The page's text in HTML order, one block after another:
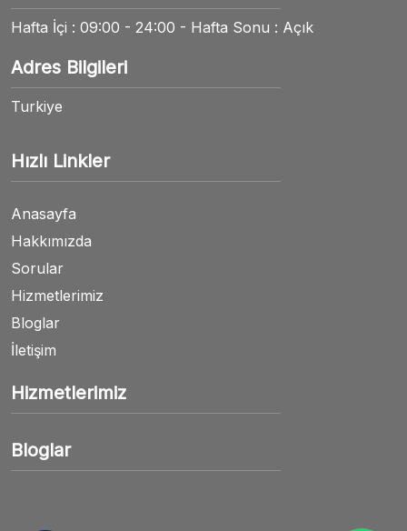
Hafta İçi : 09:00 - 24:00 - Hafta Sonu : Açık
Adres Bilgileri
Turkiye
Hızlı Linkler
Anasayfa
Hakkımızda
Sorular
Hizmetlerimiz
Bloglar
İletişim
Hizmetlerimiz
Bloglar